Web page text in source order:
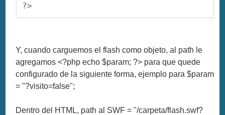
?>
Y, cuando carguemos el flash como objeto, al path le
agregamos <?php echo $param; ?> para que quede
configurado de la siguiente forma, ejemplo para $param
= "?visito=false";
Dentro del HTML, path al SWF = "/carpeta/flash.swf?